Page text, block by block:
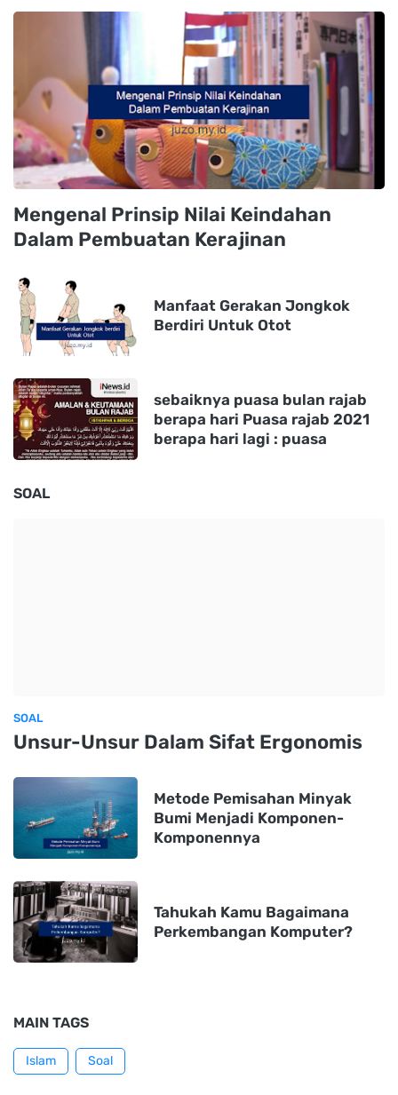
Mengenal Prinsip Nilai Keindahan
Dalam Pembuatan Kerajinan
Manfaat Gerakan Jongkok
Berdiri Untuk Otot
sebaiknya puasa bulan rajab
berapa hari Puasa rajab 2021
berapa hari lagi : puasa
SOAL
SOAL
Unsur-Unsur Dalam Sifat Ergonomis
Metode Pemisahan Minyak
Bumi Menjadi Komponen-
Komponennya
Tahukah Kamu Bagaimana
Perkembangan Komputer?
MAIN TAGS
Islam Soal